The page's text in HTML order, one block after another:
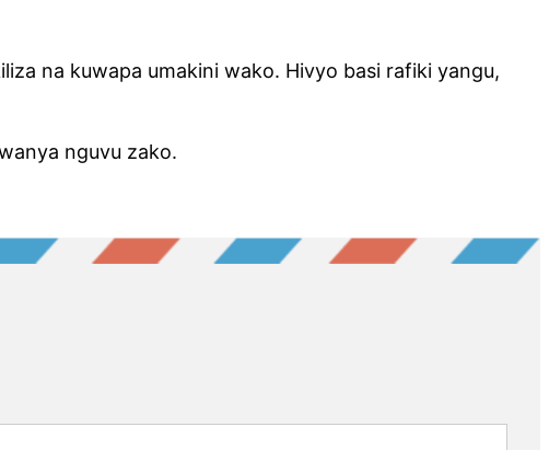
na kuwapa umakini wako. Hivyo basi rafiki yangu,
nguvu zako.